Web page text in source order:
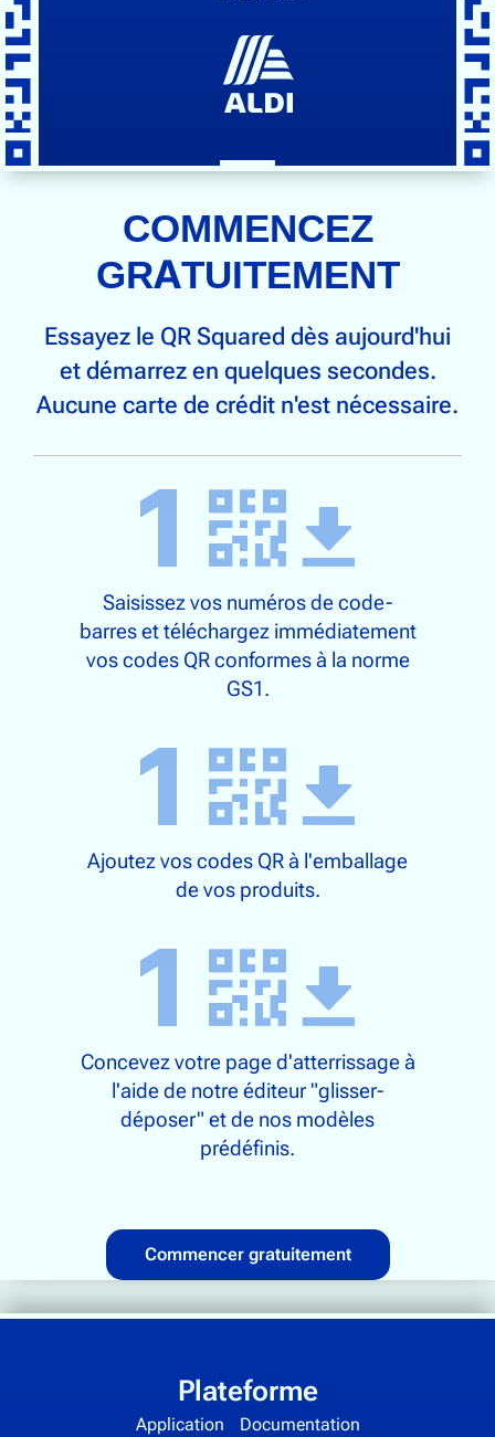
COMMENCEZ
GRATUITEMENT
Essayez le QR Squared dès aujourd'hui
et démarrez en quelques secondes.
Aucune carte de crédit n'est nécessaire.
Saisissez vos numéros de code-
barres et téléchargez immédiatement
vos codes QR conformes à la norme
GS1.
Ajoutez vos codes QR à l'emballage
de vos produits.
Concevez votre page d'atterrissage à
l'aide de notre éditeur "glisser-
déposer" et de nos modèles
prédéfinis.
Commencer gratuitement
Plateforme
Application Documentation